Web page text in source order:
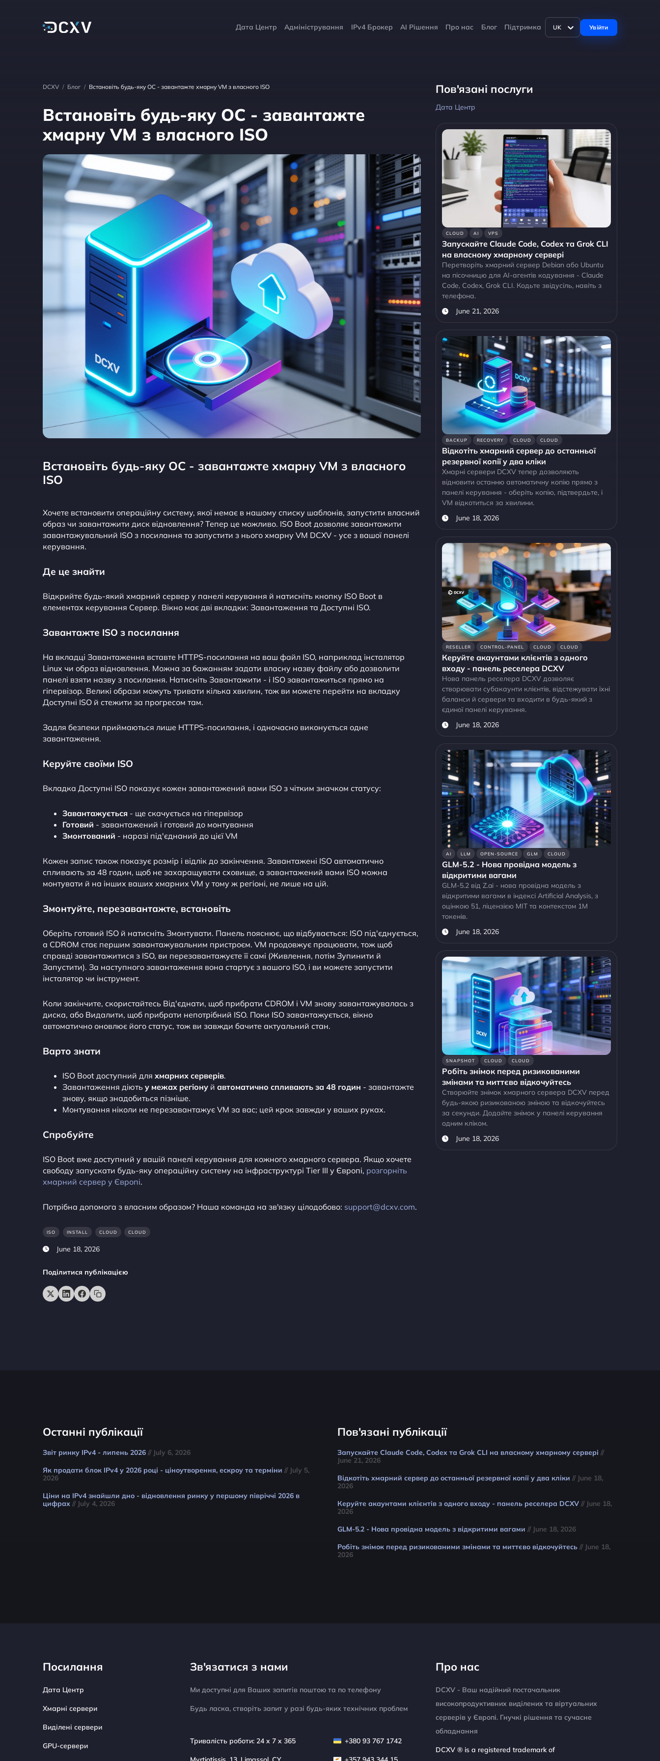
Дата Центр Адміністрування IPv4 Брокер AI Рішення Про нас Блог Підтримка UK Увійти
DCXV / Блог / Встановіть будь-яку ОС - завантажте хмарну VM з власного ISO
Встановіть будь-яку ОС - завантажте
хмарну VM з власного ISO
Встановіть будь-яку ОС - завантажте хмарну VM з власного
ISO
Хочете встановити операційну систему, якої немає в нашому списку шаблонів, запустити власний
образ чи завантажити диск відновлення? Тепер це можливо. ISO Boot дозволяє завантажити
завантажувальний ISO з посилання та запустити з нього хмарну VM DCXV - усе з вашої панелі
керування.
Де це знайти
Відкрийте будь-який хмарний сервер у панелі керування й натисніть кнопку ISO Boot в
елементах керування Сервер. Вікно має дві вкладки: Завантаження та Доступні ISO.
Завантажте ISO з посилання
На вкладці Завантаження вставте HTTPS-посилання на ваш файл ISO, наприклад інсталятор
Linux чи образ відновлення. Можна за бажанням задати власну назву файлу або дозволити
панелі взяти назву з посилання. Натисніть Завантажити - і ISO завантажиться прямо на
гіпервізор. Великі образи можуть тривати кілька хвилин, тож ви можете перейти на вкладку
Доступні ISO й стежити за прогресом там.
Задля безпеки приймаються лише HTTPS-посилання, і одночасно виконується одне
завантаження.
Керуйте своїми ISO
Вкладка Доступні ISO показує кожен завантажений вами ISO з чітким значком статусу:
Завантажується - ще скачується на гіпервізор
Готовий - завантажений і готовий до монтування
Змонтований - наразі під'єднаний до цієї VM
Кожен запис також показує розмір і відлік до закінчення. Завантажені ISO автоматично
спливають за 48 годин, щоб не захаращувати сховище, а завантажений вами ISO можна
монтувати й на інших ваших хмарних VM у тому ж регіоні, не лише на цій.
Змонтуйте, перезавантажте, встановіть
Оберіть готовий ISO й натисніть Змонтувати. Панель пояснює, що відбувається: ISO під'єднується,
а CDROM стає першим завантажувальним пристроєм. VM продовжує працювати, тож щоб
справді завантажитися з ISO, ви перезавантажуєте її самі (Живлення, потім Зупинити й
Запустити). За наступного завантаження вона стартує з вашого ISO, і ви можете запустити
інсталятор чи інструмент.
Коли закінчите, скористайтесь Від'єднати, щоб прибрати CDROM і VM знову завантажувалась з
диска, або Видалити, щоб прибрати непотрібний ISO. Поки ISO завантажується, вікно
автоматично оновлює його статус, тож ви завжди бачите актуальний стан.
Варто знати
ISO Boot доступний для хмарних серверів.
Завантаження діють у межах регіону й автоматично спливають за 48 годин - завантажте
знову, якщо знадобиться пізніше.
Монтування ніколи не перезавантажує VM за вас; цей крок завжди у ваших руках.
Спробуйте
ISO Boot вже доступний у вашій панелі керування для кожного хмарного сервера. Якщо хочете
свободу запускати будь-яку операційну систему на інфраструктурі Tier III у Європі, розгорніть
хмарний сервер у Європі.
Потрібна допомога з власним образом? Наша команда на зв'язку цілодобово: support@dcxv.com.
ISO INSTALL CLOUD CLOUD
June 18, 2026
Поділитися публікацією
Пов'язані послуги
Дата Центр
CLOUD AI VPS
Запускайте Claude Code, Codex та Grok CLI
на власному хмарному сервері
Перетворіть хмарний сервер Debian або Ubuntu
на пісочницю для AI-агентів кодування - Claude
Code, Codex, Grok CLI. Кодьте звідусіль, навіть з
телефона.
June 21, 2026
BACKUP RECOVERY CLOUD CLOUD
Відкотіть хмарний сервер до останньої
резервної копії у два кліки
Хмарні сервери DCXV тепер дозволяють
відновити останню автоматичну копію прямо з
панелі керування - оберіть копію, підтвердьте, і
VM відкотиться за хвилини.
June 18, 2026
RESELLER CONTROL-PANEL CLOUD CLOUD
Керуйте акаунтами клієнтів з одного
входу - панель реселера DCXV
Нова панель реселера DCXV дозволяє
створювати субакаунти клієнтів, відстежувати їхні
баланси й сервери та входити в будь-який з
єдиної панелі керування.
June 18, 2026
AI LLM OPEN-SOURCE GLM CLOUD
GLM-5.2 - Нова провідна модель з
відкритими вагами
GLM-5.2 від Z.ai - нова провідна модель з
відкритими вагами в індексі Artificial Analysis, з
оцінкою 51, ліцензією MIT та контекстом 1M
токенів.
June 18, 2026
SNAPSHOT CLOUD CLOUD
Робіть знімок перед ризикованими
змінами та миттєво відкочуйтесь
Створюйте знімок хмарного сервера DCXV перед
будь-якою ризикованою зміною та відкочуйтесь
за секунди. Додайте знімок у панелі керування
одним кліком.
June 18, 2026
Останні публікації
Звіт ринку IPv4 - липень 2026 // July 6, 2026
Як продати блок IPv4 у 2026 році - ціноутворення, ескроу та терміни // July 5,
2026
Ціни на IPv4 знайшли дно - відновлення ринку у першому півріччі 2026 в
цифрах // July 4, 2026
Пов'язані публікації
Запускайте Claude Code, Codex та Grok CLI на власному хмарному сервері //
June 21, 2026
Відкотіть хмарний сервер до останньої резервної копії у два кліки // June 18,
2026
Керуйте акаунтами клієнтів з одного входу - панель реселера DCXV // June 18,
2026
GLM-5.2 - Нова провідна модель з відкритими вагами // June 18, 2026
Робіть знімок перед ризикованими змінами та миттєво відкочуйтесь // June 18,
2026
Посилання
Дата Центр
Хмарні сервери
Виділені сервери
GPU-сервери
Зв'язатися з нами
Ми доступні для Ваших запитів поштою та по телефону
Будь ласка, створіть запит у разі будь-яких технічних проблем
Тривалість роботи: 24 x 7 x 365 +380 93 767 1742
Про нас
DCXV - Ваш надійний постачальник
високопродуктивних виділених та віртуальних
серверів у Європі. Гнучкі рішення та сучасне
обладнання
DCXV ® is a registered trademark of